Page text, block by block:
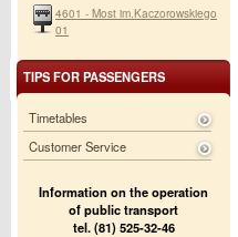
4601 - Most im.Kaczorowskiego
01
TIPS FOR PASSENGERS
Timetables
Customer Service
Information on the operation
of public transport
tel. (81) 525-32-46